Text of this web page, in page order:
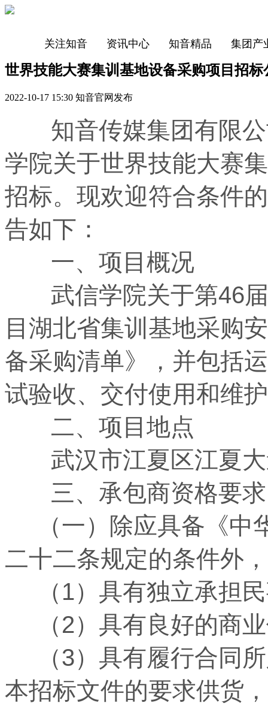
关注知音 资讯中心 知音精品 集团产
世界技能大赛集训基地设备采购项目招标
2022-10-17 15:30 知音官网发布
知音传媒集团有限公
学院关于世界技能大赛
招标。现欢迎符合条件
告如下：
一、项目概况
武信学院关于第46届
目湖北省集训基地采购
备采购清单》，并包括
试验收、交付使用和维
二、项目地点
武汉市江夏区江夏大
三、承包商资格要求
（一）除应具备《中
二十二条规定的条件外
（1）具有独立承担民
（2）具有良好的商业
（3）具有履行合同所
本招标文件的要求供货